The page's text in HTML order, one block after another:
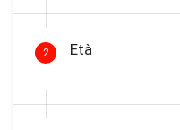
2 Età